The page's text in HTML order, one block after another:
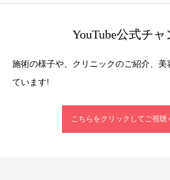
YouTube公式チ
施術の様子や、クリニックのご紹介、美
ています!
こちらをクリックしてご視聴